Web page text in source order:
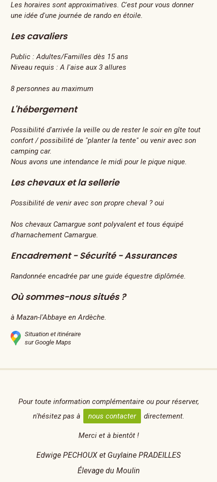
Les horaires sont approximatives. C'est pour vous donner
une idée d'une journée de rando en étoile.
Les cavaliers
Public : Adultes/Familles dès 15 ans
Niveau requis : A l'aise aux 3 allures
8 personnes au maximum
L'hébergement
Possibilité d'arrivée la veille ou de rester le soir en gîte tout
confort / possibilité de "planter la tente" ou venir avec son
camping car.
Nous avons une intendance le midi pour le pique nique.
Les chevaux et la sellerie
Possibilité de venir avec son propre cheval ? oui
Nos chevaux Camargue sont polyvalent et tous équipé
d'harnachement Camargue.
Encadrement - Sécurité - Assurances
Randonnée encadrée par une guide équestre diplômée.
Où sommes-nous situés ?
à Mazan-l'Abbaye en Ardèche.
Situation et itinéraire
sur Google Maps
Pour toute information complémentaire ou pour réserver,
n'hésitez pas à
nous contacter directement.
Merci et à bientôt !
Edwige PECHOUX et Guylaine PRADEILLES
Élevage du Moulin